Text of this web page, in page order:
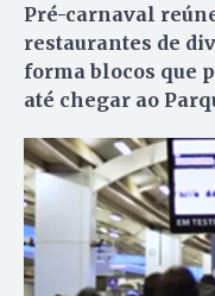
Pré-carnaval
restaurantes de
forma blocos que
até chegar ao